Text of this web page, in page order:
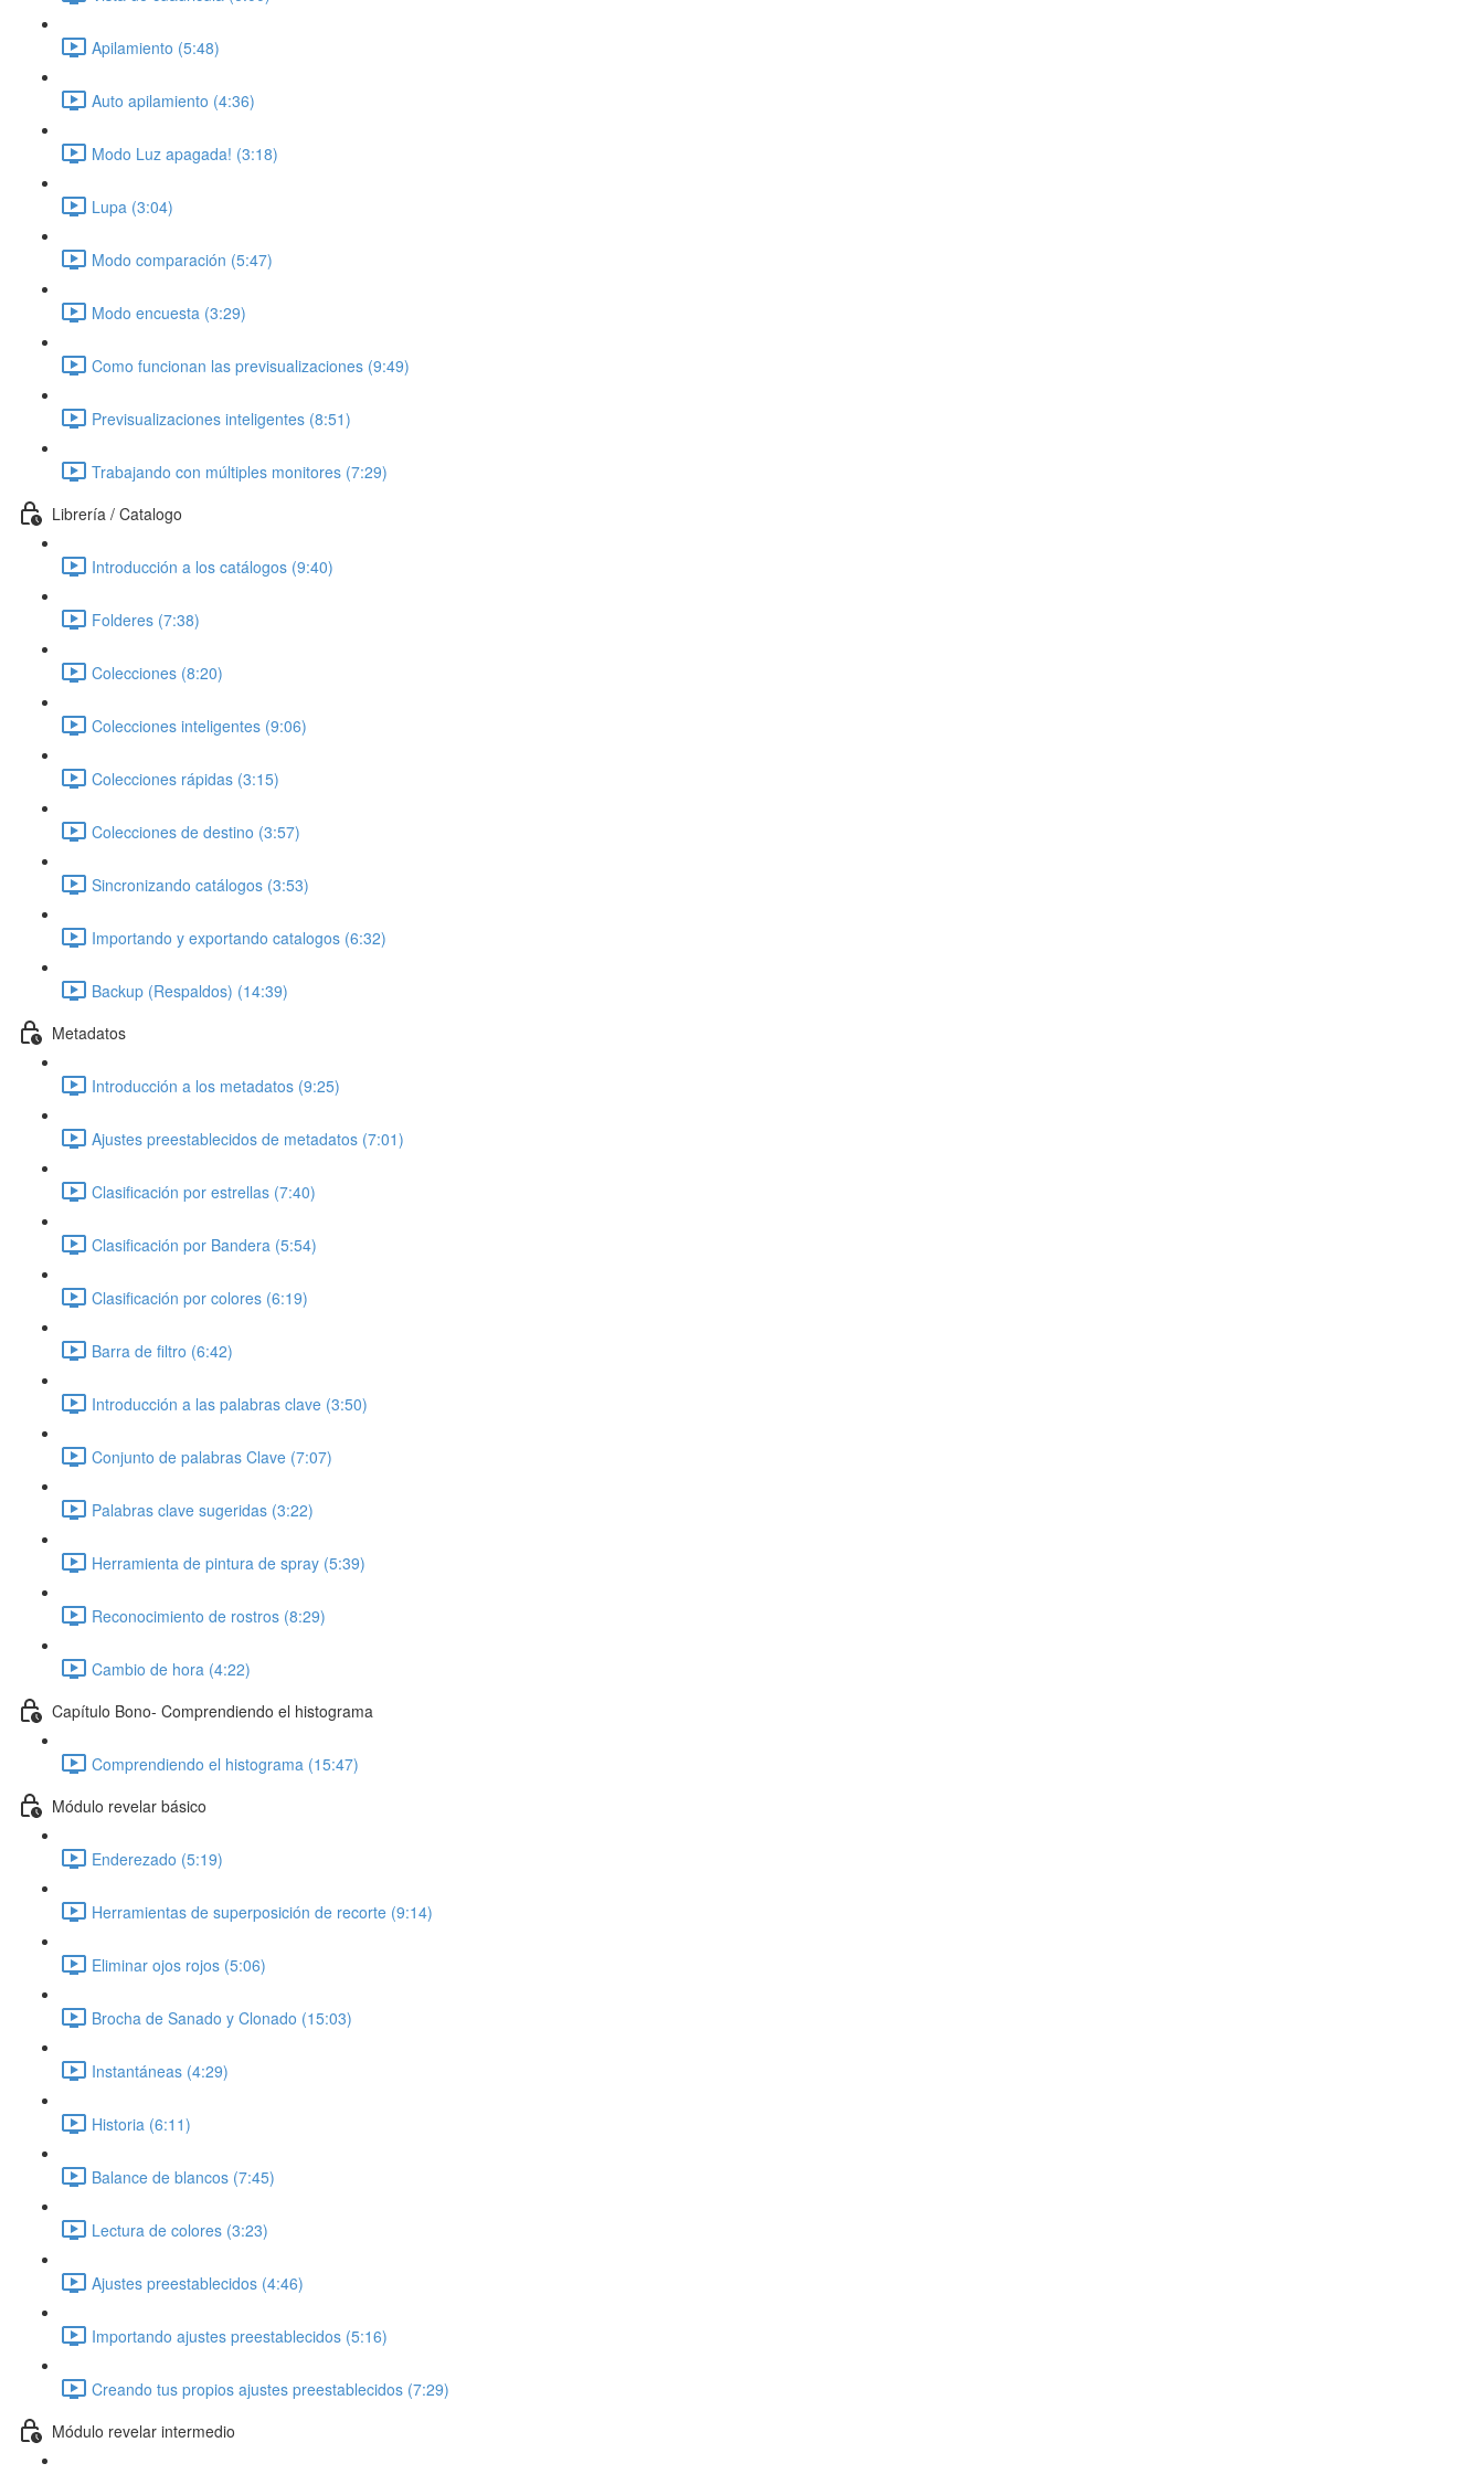
Apilamiento (5:48)
Auto apilamiento (4:36)
Modo Luz apagada! (3:18)
Lupa (3:04)
Modo comparación (5:47)
Modo encuesta (3:29)
Como funcionan las previsualizaciones (9:49)
Previsualizaciones inteligentes (8:51)
Trabajando con múltiples monitores (7:29)
Librería / Catalogo
Introducción a los catálogos (9:40)
Folderes (7:38)
Colecciones (8:20)
Colecciones inteligentes (9:06)
Colecciones rápidas (3:15)
Colecciones de destino (3:57)
Sincronizando catálogos (3:53)
Importando y exportando catalogos (6:32)
Backup (Respaldos) (14:39)
Metadatos
Introducción a los metadatos (9:25)
Ajustes preestablecidos de metadatos (7:01)
Clasificación por estrellas (7:40)
Clasificación por Bandera (5:54)
Clasificación por colores (6:19)
Barra de filtro (6:42)
Introducción a las palabras clave (3:50)
Conjunto de palabras Clave (7:07)
Palabras clave sugeridas (3:22)
Herramienta de pintura de spray (5:39)
Reconocimiento de rostros (8:29)
Cambio de hora (4:22)
Capítulo Bono- Comprendiendo el histograma
Comprendiendo el histograma (15:47)
Módulo revelar básico
Enderezado (5:19)
Herramientas de superposición de recorte (9:14)
Eliminar ojos rojos (5:06)
Brocha de Sanado y Clonado (15:03)
Instantáneas (4:29)
Historia (6:11)
Balance de blancos (7:45)
Lectura de colores (3:23)
Ajustes preestablecidos (4:46)
Importando ajustes preestablecidos (5:16)
Creando tus propios ajustes preestablecidos (7:29)
Módulo revelar intermedio